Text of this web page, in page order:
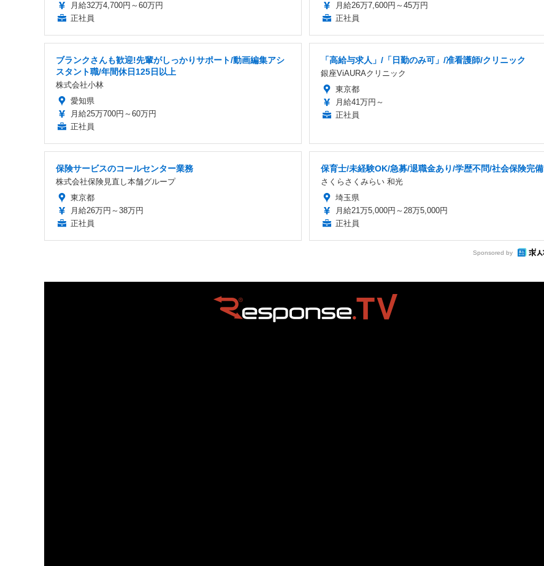
月給32万4,700円～60万円
正社員
月給26万7,600円～45万円
正社員
ブランクさんも歓迎!先輩がしっかりサポート/動画編集アシ
スタント職/年間休日125日以上
株式会社小林
愛知県
月給25万700円～60万円
正社員
「高給与求人」/「日勤のみ可」/准看護師/クリニック
銀座ViAURAクリニック
東京都
月給41万円～
正社員
保険サービスのコールセンター業務
株式会社保険見直し本舗グループ
東京都
月給26万円～38万円
正社員
保育士/未経験OK/急募/退職金あり/学歴不問/社会保険完備
さくらさくみらい 和光
埼玉県
月給21万5,000円～28万5,000円
正社員
Sponsored by